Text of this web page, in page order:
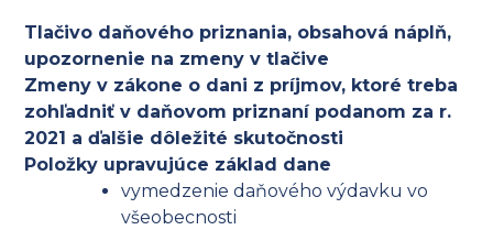
Tlačivo daňového priznania, obsahová náplň,
upozornenie na zmeny v tlačive
Zmeny v zákone o dani z príjmov, ktoré treba
zohľadniť v daňovom priznaní podanom za r.
2021 a ďalšie dôležité skutočnosti
Položky upravujúce základ dane
vymedzenie daňového výdavku vo
všeobecnosti